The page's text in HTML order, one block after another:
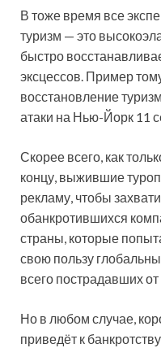
В тоже время все
туризм — это
быстро
эксцессов. Пример
восстановление
атаки на Нью-Йорк 11
Скорее всего, как
концу, выжившие
рекламу, чтобы
обанкротившихся
страны, которые
свою пользу
всего пострадавших
Но в любом случае,
приведёт к